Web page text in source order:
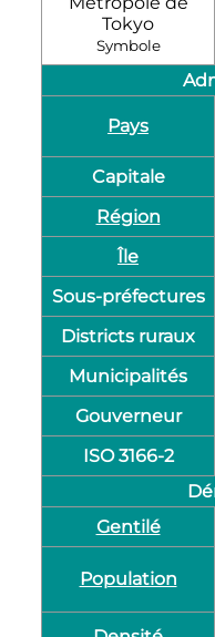
Symbole
Pays
Capitale
Région
Île
Sous-préfectures
Districts ruraux
Municipalités
Gouverneur
ISO 3166-2
Gentilé
Population